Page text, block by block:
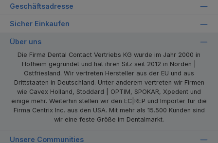
Geschäftsadresse
Sicher Einkaufen
Über uns
Die Firma Dental Contact Vertriebs KG wurde im Jahr 2000 in
Hofheim gegründet und hat ihren Sitz seit 2012 in Norden |
Ostfriesland. Wir vertreten Hersteller aus der EU und aus
Drittstaaten in Deutschland. Unter anderem vertreten wir Firmen
wie Cavex Holland, Stoddard | OPTIM, SPOKAR, Xpedent und
einige mehr. Weiterhin stellen wir den EC|REP und Importer für die
Firma Centrix Inc. aus den USA. Mit mehr als 15.500 Kunden sind
wir eine feste Größe im Dentalmarkt.
Unsere Communities